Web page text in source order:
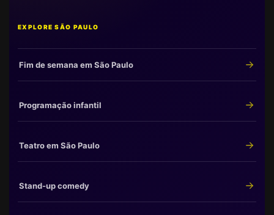
EXPLORE SÃO PAULO
Fim de semana em São Paulo
Programação infantil
Teatro em São Paulo
Stand-up comedy